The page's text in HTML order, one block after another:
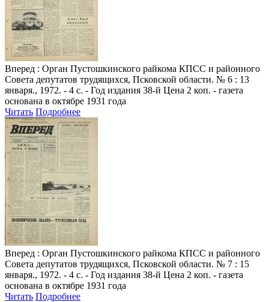
Вперед : Орган Пустошкинского райкома КПСС и районного
Совета депутатов трудящихся, Псковской области. № 6 : 13
января., 1972. - 4 с. - Год издания 38-й Цена 2 коп. - газета
основана в октябре 1931 года
Читать Подробнее
Вперед : Орган Пустошкинского райкома КПСС и районного
Совета депутатов трудящихся, Псковской области. № 7 : 15
января., 1972. - 4 с. - Год издания 38-й Цена 2 коп. - газета
основана в октябре 1931 года
Читать Подробнее